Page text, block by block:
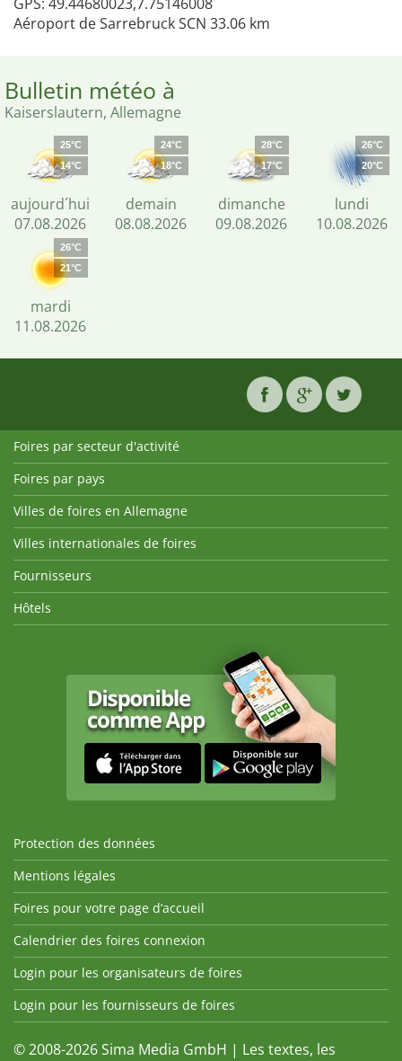
Aéroport de Sarrebruck SCN 33.06 km
Bulletin météo à
Kaiserslautern, Allemagne
25°C
14°C
aujourd´hui
07.08.2026
24°C
18°C
demain
08.08.2026
28°C
17°C
dimanche
09.08.2026
26°C
20°C
lundi
10.08.2026
26°C
21°C
mardi
11.08.2026
Foires par secteur d'activité
Foires par pays
Villes de foires en Allemagne
Villes internationales de foires
Fournisseurs
Hôtels
Protection des données
Mentions légales
Foires pour votre page d’accueil
Calendrier des foires connexion
Login pour les organisateurs de foires
Login pour les fournisseurs de foires
© 2008-2026 Sima Media GmbH | Les textes, les